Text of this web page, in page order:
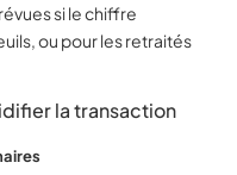
si le chiffre
ou pour les retraités
la transaction